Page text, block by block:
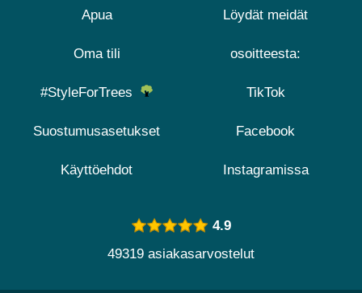
Apua
Oma tili
#StyleForTrees
Suostumusasetukset
Käyttöehdot
Löydät meidät
osoitteesta:
TikTok
Facebook
Instagramissa
4.9
49319 asiakasarvostelut